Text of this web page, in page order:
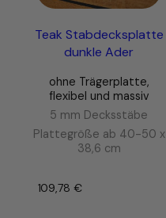
Teak Stabdecksplatte
dunkle Ader
ohne Trägerplatte,
flexibel und massiv
5 mm Decksstäbe
Plattegröße ab 40-50 x
38,6 cm
109,78 €